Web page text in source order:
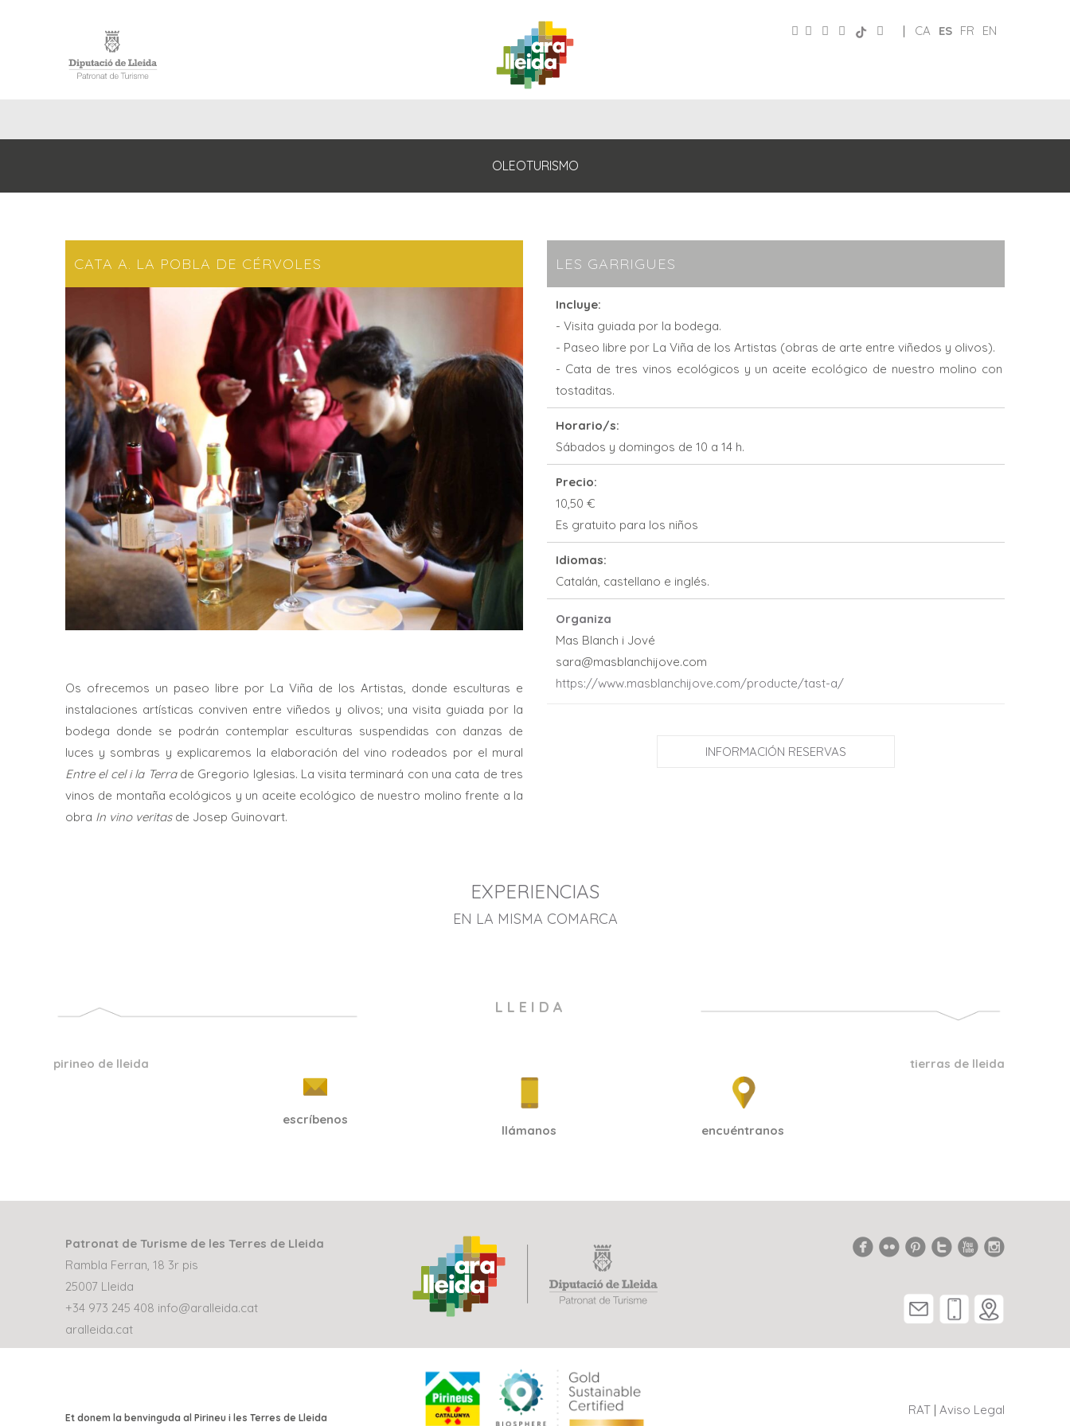
CA ES FR EN
|
AMIGOS
OLEOTURISMO
CATA A. LA POBLA DE CÉRVOLES
Os ofrecemos un paseo libre por La Viña de los Artistas, donde esculturas e
instalaciones artísticas conviven entre viñedos y olivos; una visita guiada por la
bodega donde se podrán contemplar esculturas suspendidas con danzas de
luces y sombras y explicaremos la elaboración del vino rodeados por el mural
Entre el cel i la Terra de Gregorio Iglesias. La visita terminará con una cata de tres
vinos de montaña ecológicos y un aceite ecológico de nuestro molino frente a la
obra In vino veritasde Josep Guinovart.
LES GARRIGUES
Incluye:
- Visita guiada por la bodega.
- Paseo libre por La Viña de los Artistas (obras de arte entre viñedos y olivos).
- Cata de tres vinos ecológicos y un aceite ecológico de nuestro molino con
tostaditas.
Horario/s:
Sábados y domingos de 10 a 14 h.
Precio:
10,50 €
Es gratuito para los niños
Idiomas:
Catalán, castellano e inglés.
Organiza
Mas Blanch i Jové
sara@masblanchijove.com
https://www.masblanchijove.com/producte/tast-a/
INFORMACIÓN RESERVAS
EXPERIENCIAS
EN LA MISMA COMARCA
pirineo de lleida
L L E I D A
tierras de lleida
escríbenos
llámanos encuéntranos
Patronat de Turisme de les Terres de Lleida
Rambla Ferran, 18 3r pis
25007 Lleida
+34 973 245 408 info@aralleida.cat
aralleida.cat
Et donem la benvinguda al Pirineu i les Terres de Lleida
RAT Aviso Legal